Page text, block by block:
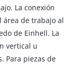
La conexión
de trabajo al
de Einhell. La
vertical u
Para piezas de